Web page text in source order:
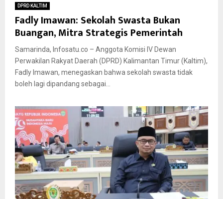
DPRD KALTIM
Fadly Imawan: Sekolah Swasta Bukan
Buangan, Mitra Strategis Pemerintah
Samarinda, Infosatu.co – Anggota Komisi IV Dewan
Perwakilan Rakyat Daerah (DPRD) Kalimantan Timur (Kaltim),
Fadly Imawan, menegaskan bahwa sekolah swasta tidak
boleh lagi dipandang sebagai...